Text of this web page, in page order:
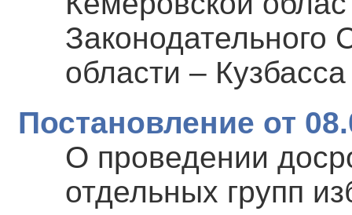
Законодательного
области –
Постановление от
О проведении
отдельных групп